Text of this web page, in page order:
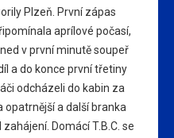
Plzeň. První zápas
aprílové počasí,
v první minutě soupeř
a do konce první třetiny
odcházeli do kabin za
opatrnější a další branka
Domácí T.B.C. se